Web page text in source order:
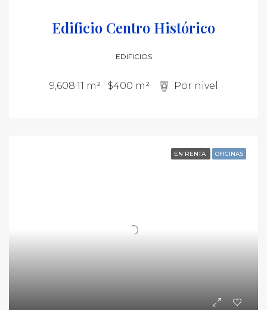
Edificio Centro Histórico
EDIFICIOS
9,608.11 m² $400 m² Por nivel
EN RENTA OFICINAS